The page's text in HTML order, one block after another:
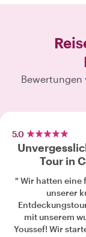
Bewertungen
5.0
Tour in
" Wir hatten eine
unserer
mit unserem
Youssef! Wir